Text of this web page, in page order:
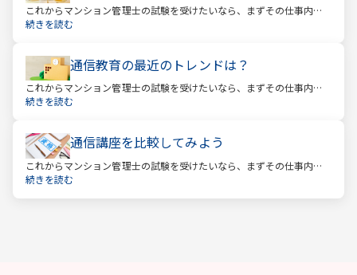
これからマンション管理士の試験を受けたいなら、まずその仕事内容
を確かめましょう。この仕事では、マンション管理組合の総合的なサ
続きを読む
通信教育の最近のトレンドは？
これからマンション管理士の試験を受けたいなら、まずその仕事内容
を確かめましょう。この仕事では、マンション管理組合の総合的なサ
続きを読む
通信講座を比較してみよう
これからマンション管理士の試験を受けたいなら、まずその仕事内容
を確かめましょう。この仕事では、マンション管理組合の総合的なサ
続きを読む